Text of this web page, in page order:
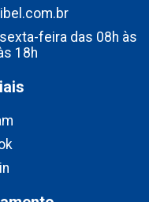
feira das 08h às
18h